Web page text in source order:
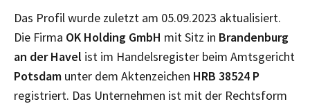
Das Profil wurde zuletzt am 05.09.2023 aktualisiert.
Die Firma OK Holding GmbH mit Sitz in Brandenburg
an der Havel ist im Handelsregister beim Amtsgericht
Potsdam unter dem Aktenzeichen HRB 38524 P
registriert. Das Unternehmen ist mit der Rechtsform